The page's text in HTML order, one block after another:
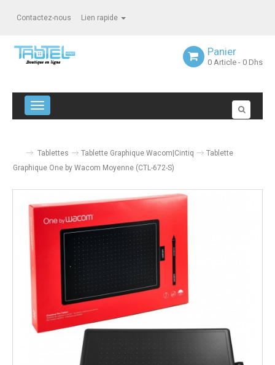
Contactez-nous Lien rapide
Panier
0 Article - 0 Dhs
Navigation bascule
Tablettes Tablette Graphique Wacom|Cintiq
Tablette
Graphique One by Wacom Moyenne (CTL-672-S)